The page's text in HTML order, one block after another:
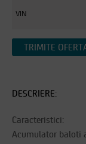
VIN
TRIMITE
DESCRIERE:
Caracteristici:
Acumulator baloti